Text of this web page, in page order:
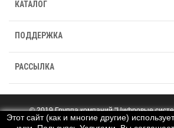
КАТАЛОГ
ПОДДЕРЖКА
РАССЫЛКА
Этот сайт (как и многие другие)
© 2019 Группа компаний "Цифровые
Полная версия